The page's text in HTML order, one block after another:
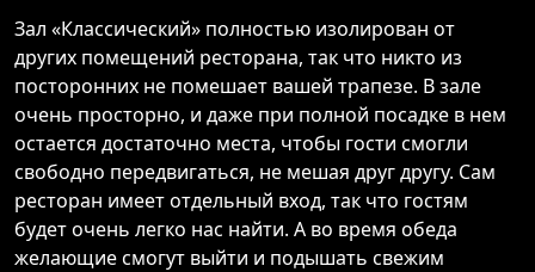
Зал «Классический» полностью изолирован от
других помещений ресторана, так что никто из
посторонних не помешает вашей трапезе. В зале
очень просторно, и даже при полной посадке в нем
остается достаточно места, чтобы гости смогли
свободно передвигаться, не мешая друг другу. Сам
ресторан имеет отдельный вход, так что гостям
будет очень легко нас найти. А во время обеда
желающие смогут выйти и подышать свежим